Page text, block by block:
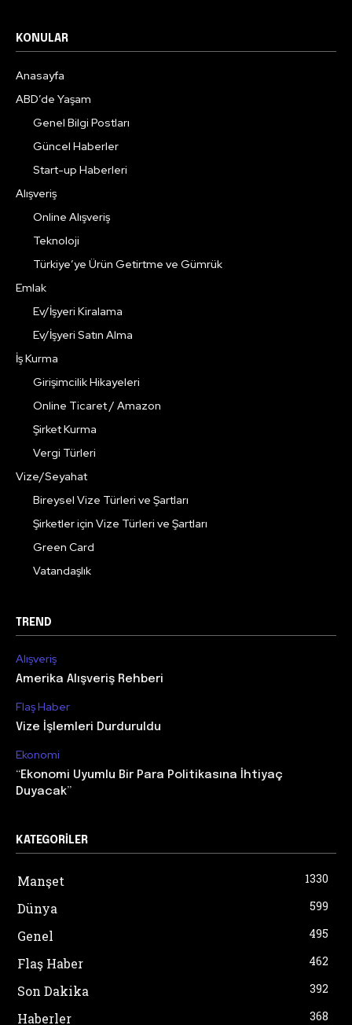
KONULAR
Anasayfa
ABD’de Yaşam
Genel Bilgi Postları
Güncel Haberler
Start-up Haberleri
Alışveriş
Online Alışveriş
Teknoloji
Türkiye’ye Ürün Getirtme ve Gümrük
Emlak
Ev/İşyeri Kiralama
Ev/İşyeri Satın Alma
İş Kurma
Girişimcilik Hikayeleri
Online Ticaret / Amazon
Şirket Kurma
Vergi Türleri
Vize/Seyahat
Bireysel Vize Türleri ve Şartları
Şirketler için Vize Türleri ve Şartları
Green Card
Vatandaşlık
TREND
Alışveriş
Amerika Alışveriş Rehberi
Flaş Haber
Vize İşlemleri Durduruldu
Ekonomi
“Ekonomi Uyumlu Bir Para Politikasına İhtiyaç
Duyacak”
KATEGORILER
Manşet 1330
Dünya 599
Genel 495
Flaş Haber 462
Son Dakika 392
Haberler 368